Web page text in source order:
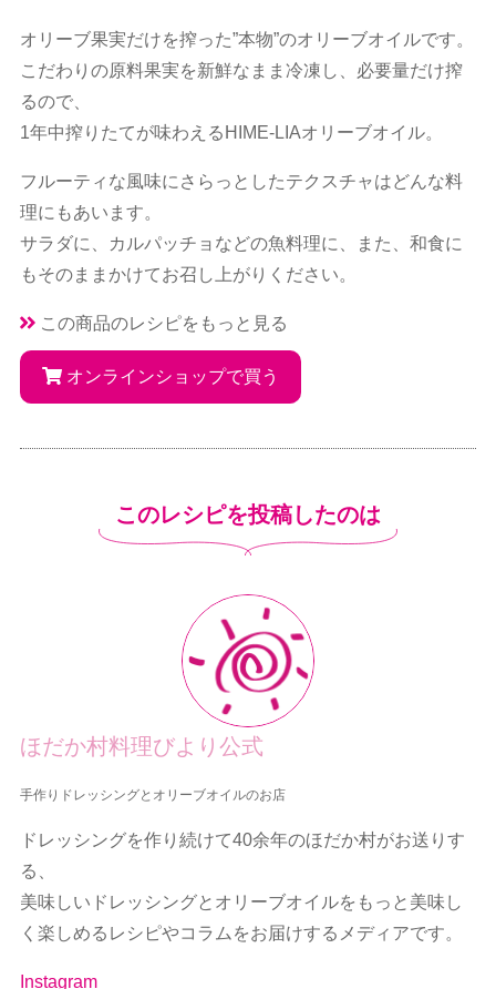
オリーブ果実だけを搾った”本物”のオリーブオイルです。
こだわりの原料果実を新鮮なまま冷凍し、必要量だけ搾
るので、
1年中搾りたてが味わえるHIME-LIAオリーブオイル。
フルーティな風味にさらっとしたテクスチャはどんな料
理にもあいます。
サラダに、カルパッチョなどの魚料理に、また、和食に
もそのままかけてお召し上がりください。
この商品のレシピをもっと見る
オンラインショップで買う
このレシピを投稿したのは
ほだか村料理びより公式
手作りドレッシングとオリーブオイルのお店
ドレッシングを作り続けて40余年のほだか村がお送りす
る、
美味しいドレッシングとオリーブオイルをもっと美味し
く楽しめるレシピやコラムをお届けするメディアです。
Instagram